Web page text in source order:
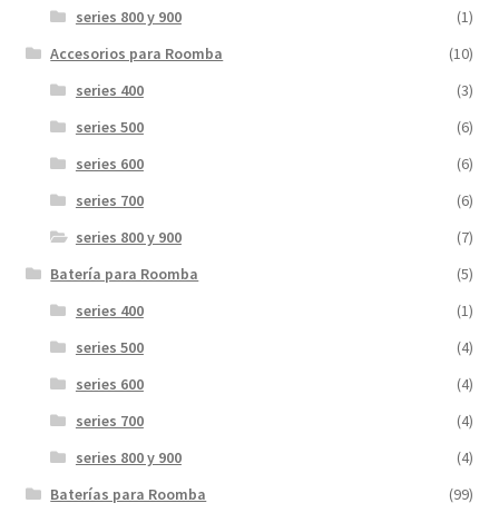
series 800 y 900
(1)
Accesorios para Roomba
(10)
series 400
(3)
series 500
(6)
series 600
(6)
series 700
(6)
series 800 y 900
(7)
Batería para Roomba
(5)
series 400
(1)
series 500
(4)
series 600
(4)
series 700
(4)
series 800 y 900
(4)
Baterías para Roomba
(99)